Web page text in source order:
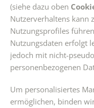
(siehe dazu oben
Nutzerverhaltens kann
Nutzungsprofiles
Nutzungsdaten erfolgt
jedoch mit nicht-
personenbezogenen
Um personalisiertes
ermöglichen, binden